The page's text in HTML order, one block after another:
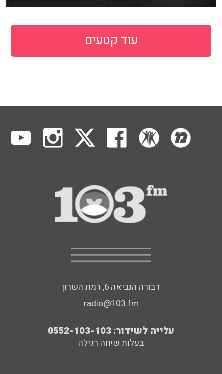
עוד קטעים
דבורה הנביאה 6, רמת השרון
radio@103.fm
עלייה לשידור: 0552-103-103
בעלות שיחה רגילה